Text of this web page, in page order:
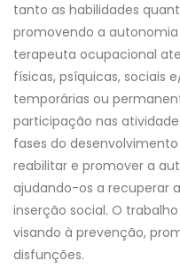
tanto as habilidades
promovendo a
terapeuta ocupacional
físicas, psíquicas, sociais
temporárias ou
participação nas
fases do
reabilitar e promover a
ajudando-os a recuperar
inserção social. O
visando à prevenção,
disfunções.